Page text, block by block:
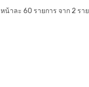
หน้าละ 60 รายการ จาก 2 รา